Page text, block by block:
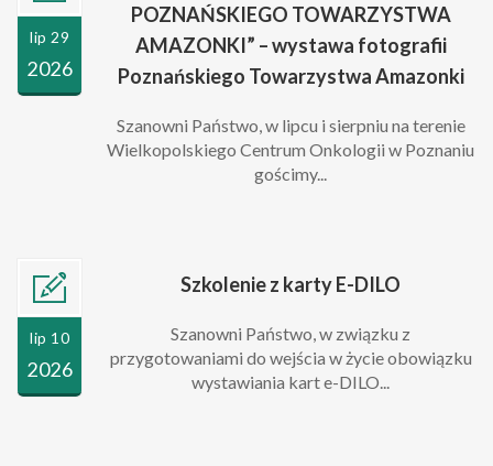
lip 29
2026
POZNAŃSKIEGO TOWARZYSTWA
AMAZONKI” – wystawa fotografii
Poznańskiego Towarzystwa Amazonki
Szanowni Państwo, w lipcu i sierpniu na terenie
Wielkopolskiego Centrum Onkologii w Poznaniu
gościmy...
lip 10
2026
Szkolenie z karty E-DILO
Szanowni Państwo, w związku z
przygotowaniami do wejścia w życie obowiązku
wystawiania kart e-DILO...